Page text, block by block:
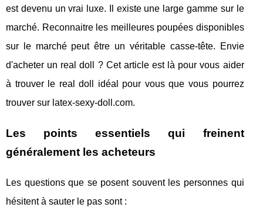
est devenu un vrai luxe. Il existe une large gamme sur le
marché. Reconnaitre les meilleures poupées disponibles
sur le marché peut être un véritable casse-tête. Envie
d'acheter un real doll ? Cet article est là pour vous aider
à trouver le real doll idéal pour vous que vous pourrez
trouver sur latex-sexy-doll.com.
Les points essentiels qui freinent
généralement les acheteurs
Les questions que se posent souvent les personnes qui
hésitent à sauter le pas sont :